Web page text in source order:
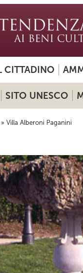
CITTADINO
SITO UNESCO
» Villa Alberoni Paganini